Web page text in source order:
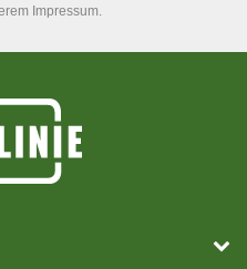
Impressum.